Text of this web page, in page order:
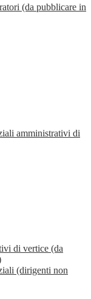
(da pubblicare in
amministrativi di
di vertice (da
(dirigenti non